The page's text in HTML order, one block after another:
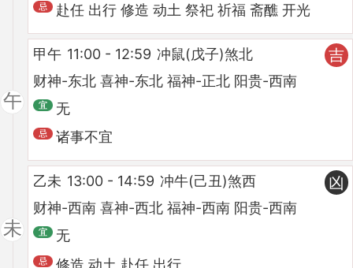
赴任 出行 修造 动土 祭祀 祈福 斋醮 开光
午
甲午 11:00 - 12:59 冲鼠(戊子)煞北
财神-东北 喜神-东北 福神-正北 阳贵-西南
无
诸事不宜
吉
未
乙未 13:00 - 14:59 冲牛(己丑)煞西
财神-西南 喜神-西北 福神-西南 阳贵-西南
无
修造 动土 赴任 出行
凶